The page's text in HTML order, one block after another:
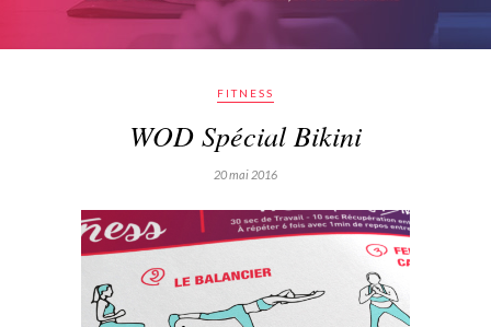
FITNESS
WOD Spécial Bikini
20 mai 2016